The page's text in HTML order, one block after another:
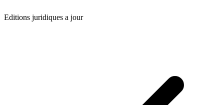
Editions juridiques a jour